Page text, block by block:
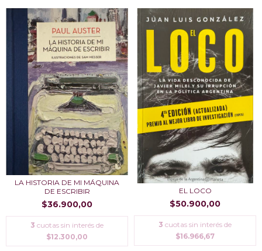
LA HISTORIA DE MI MÁQUINA
DE ESCRIBIR
$36.900,00
3 cuotas sin interés de
$12.300,00
EL LOCO
$50.900,00
3 cuotas sin interés de
$16.966,67